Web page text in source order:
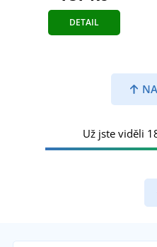
DETAIL
Už jste viděli